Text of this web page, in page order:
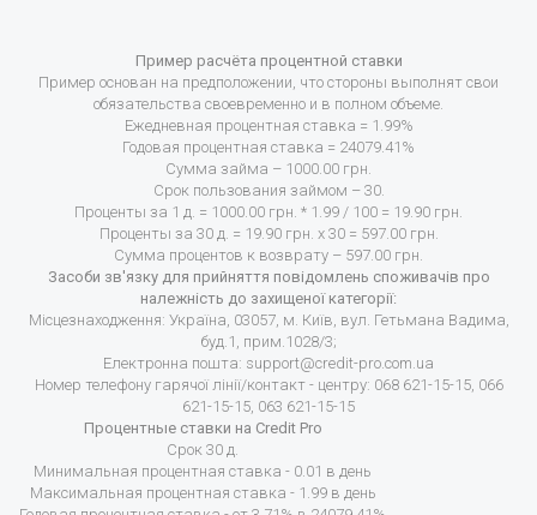
Пример расчёта процентной ставки
Пример основан на предположении, что стороны выполнят свои
обязательства своевременно и в полном объеме.
Ежедневная процентная ставка = 1.99%
Годовая процентная ставка = 24079.41%
Сумма займа – 1000.00 грн.
Срок пользования займом – 30.
Проценты за 1 д. = 1000.00 грн. * 1.99 / 100 = 19.90 грн.
Проценты за 30 д. = 19.90 грн. х 30 = 597.00 грн.
Сумма процентов к возврату – 597.00 грн.
Засоби зв'язку для прийняття повідомлень споживачів про
належність до захищеної категорії:
Місцезнаходження: Україна, 03057, м. Київ, вул. Гетьмана Вадима,
буд.1, прим.1028/3;
Електронна пошта: support@credit-pro.com.ua
Номер телефону гарячої лінії/контакт - центру: 068 621-15-15, 066
621-15-15, 063 621-15-15
Процентные ставки на Credit Pro
Срок 30 д.
Минимальная процентная ставка - 0.01 в день
Максимальная процентная ставка - 1.99 в день